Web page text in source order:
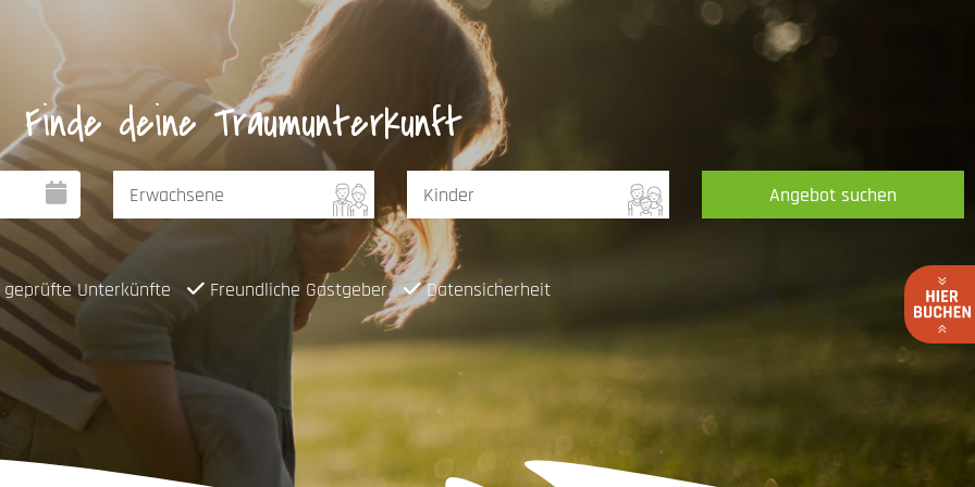
Finde deine Traumunterkunft
Angebot suchen
Unterkünfte Freundliche Gastgeber Datensicherheit